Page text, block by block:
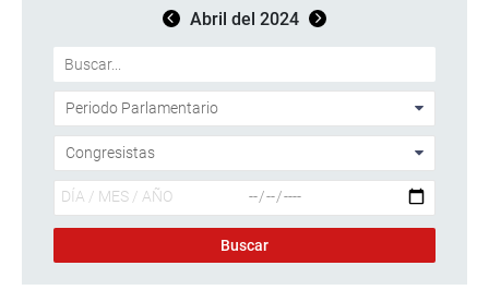
Abril del 2024